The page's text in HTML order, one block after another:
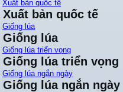
Xuất bản quốc tế
Xuất bản quốc tế
Giống lúa
Giống lúa
Giống lúa triển vọng
Giống lúa triển vọng
Giống lúa ngắn ngày
Giống lúa ngắn ngày